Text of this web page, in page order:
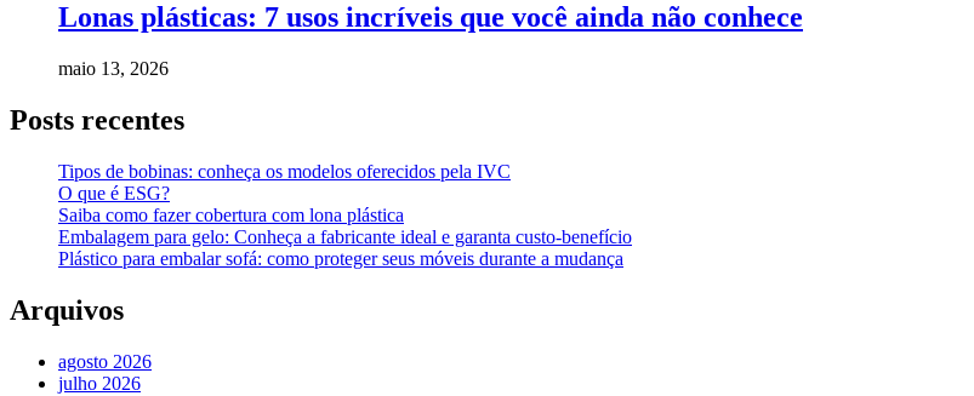
Lonas plásticas: 7 usos incríveis que você ainda não conhece
maio 13, 2026
Posts recentes
Tipos de bobinas: conheça os modelos oferecidos pela IVC
O que é ESG?
Saiba como fazer cobertura com lona plástica
Embalagem para gelo: Conheça a fabricante ideal e garanta custo-benefício
Plástico para embalar sofá: como proteger seus móveis durante a mudança
Arquivos
agosto 2026
julho 2026